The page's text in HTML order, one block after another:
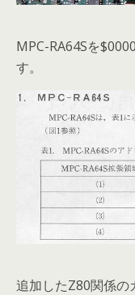
MPC-RA64Sを
す。
追加したZ80関係の